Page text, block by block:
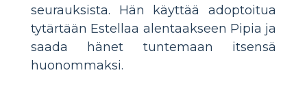
seurauksista. Hän käyttää adoptoitua
tytärtään Estellaa alentaakseen Pipia ja
saada hänet tuntemaan itsensä
huonommaksi.